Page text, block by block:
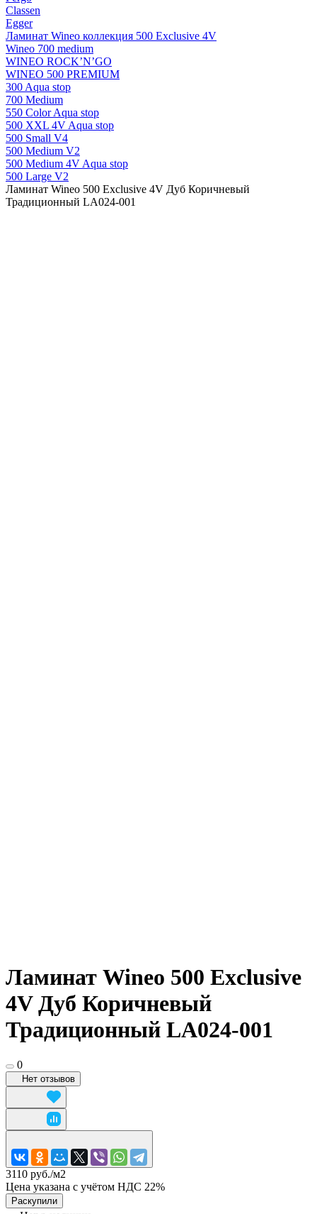
Classen
Egger
Ламинат Wineo коллекция 500 Exclusive 4V
Wineo 700 medium
WINEO ROCK’N’GO
WINEO 500 PREMIUM
300 Aqua stop
700 Medium
550 Color Aqua stop
500 XXL 4V Aqua stop
500 Small V4
500 Medium V2
500 Medium 4V Aqua stop
500 Large V2
Ламинат Wineo 500 Exclusive 4V Дуб Коричневый
Традиционный LA024-001
Ламинат Wineo 500 Exclusive
4V Дуб Коричневый
Традиционный LA024-001
0
Нет отзывов
3110 руб./м2
Цена указана с учётом НДС 22%
Раскупили